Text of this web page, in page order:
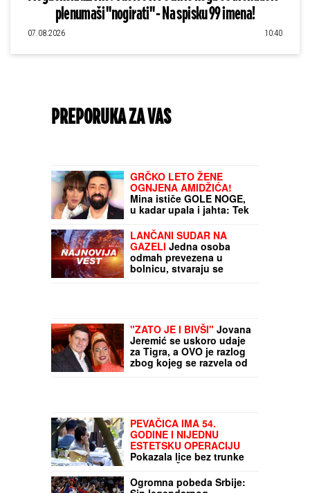
plenumaši "nogirati" - Na spisku 99 imena!
07.08.2026 10:40
PREPORUKA ZA VAS
GRČKO LETO ŽENE
OGNJENA AMIDŽIĆA!
Mina ističe GOLE NOGE,
u kadar upala i jahta: Tek
bolnicu, stvaraju se
gužve